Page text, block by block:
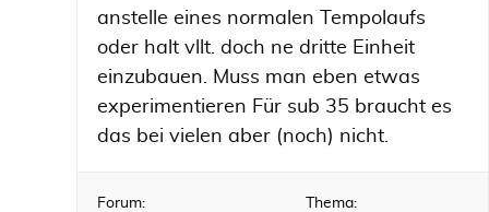
anstelle eines normalen Tempolaufs
oder halt vllt. doch ne dritte Einheit
einzubauen. Muss man eben etwas
experimentieren Für sub 35 braucht es
das bei vielen aber (noch) nicht.
Forum:
Thema: